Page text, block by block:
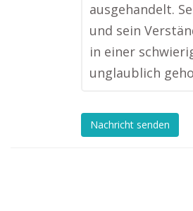
ausgehandelt.
und sein
in einer
unglaublich
Nachricht senden